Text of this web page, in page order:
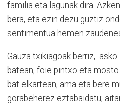
familia eta lagunak dira.
bera, eta ezin dezu guztiz
sentimentua hemen
Gauza txikiagoak berriz,
batean, foie pintxo eta
bat elkartean, ama eta bere
gorabeherez eztabaidatu;